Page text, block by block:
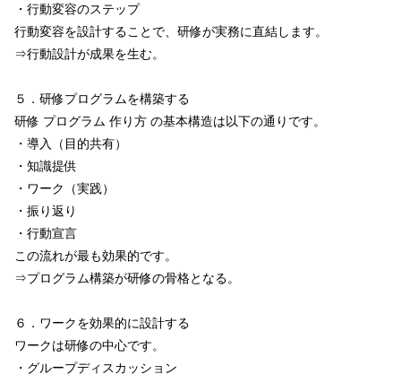
・行動変容のステップ
行動変容を設計することで、研修が実務に直結します。
⇒行動設計が成果を生む。
５．研修プログラムを構築する
研修 プログラム 作り方 の基本構造は以下の通りです。
・導入（目的共有）
・知識提供
・ワーク（実践）
・振り返り
・行動宣言
この流れが最も効果的です。
⇒プログラム構築が研修の骨格となる。
６．ワークを効果的に設計する
ワークは研修の中心です。
・グループディスカッション